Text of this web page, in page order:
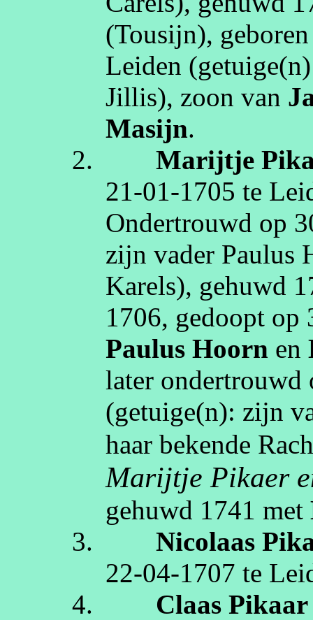
(Tousijn),
Leiden
Jillis), zoon van
Masijn.
2.
Marijtje
21‑01‑1705 te
Ondertrouwd op
zijn vader Paulus
Karels), gehuwd
1706, gedoopt op
Paulus Hoorn en
later
(getuige(n): zijn
haar bekende
Marijtje Pikaer
gehuwd 1741 met
3.
Nicolaas
22‑04‑1707 te
4.
Claas Pikaar